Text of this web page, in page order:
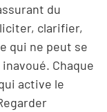
du
clarifier,
qui ne peut se
Chaque
active le